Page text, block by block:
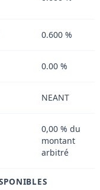
0.600 %
0.00 %
NEANT
0,00 % du
montant
arbitré